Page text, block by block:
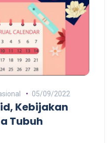
05/09/2022
Kebijakan
Tubuh